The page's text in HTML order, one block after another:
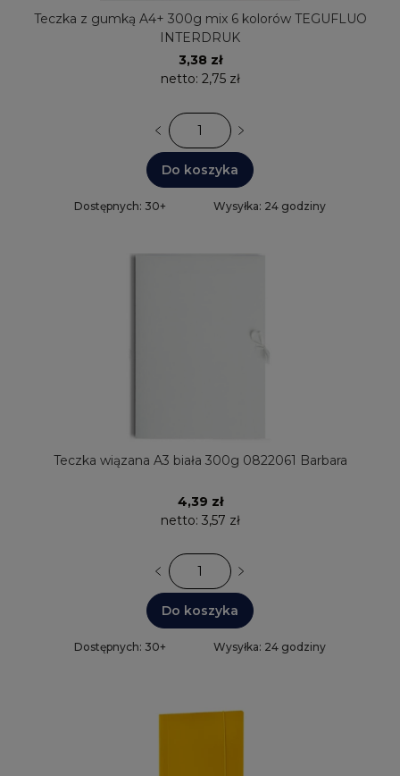
Teczka z gumką A4+ 300g mix 6 kolorów TEGUFLUO
INTERDRUK
3,38 zł
netto: 2,75 zł
Do koszyka
Dostępnych: 30+ Wysyłka: 24 godziny
Teczka wiązana A3 biała 300g 0822061 Barbara
4,39 zł
netto: 3,57 zł
Do koszyka
Dostępnych: 30+ Wysyłka: 24 godziny